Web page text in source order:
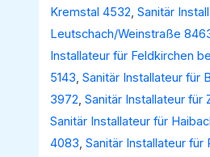
Kremstal 4532,Sanitär
Leutschach/Weinstraße
Installateur für Feldkirchen
5143,Sanitär Installateur für
3972,Sanitär Installateur für
Sanitär Installateur für
4083,Sanitär Installateur für